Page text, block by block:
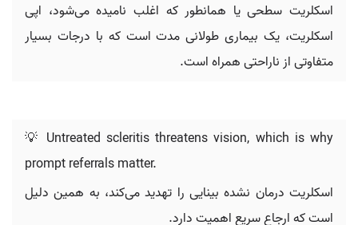
اسکلریت سطحی یا همانطور که اغلب نامیده می‌شود، اپی
اسکلریت، یک بیماری طولانی مدت است که با درجات بسیار
متفاوتی از ناراحتی همراه است.
💡 Untreated scleritis threatens vision, which is why
prompt referrals matter.
اسکلریت درمان نشده بینایی را تهدید می‌کند، به همین دلیل
است که ارجاع سریع اهمیت دارد.